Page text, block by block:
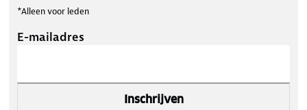
*Alleen voor leden
E-mailadres
Inschrijven